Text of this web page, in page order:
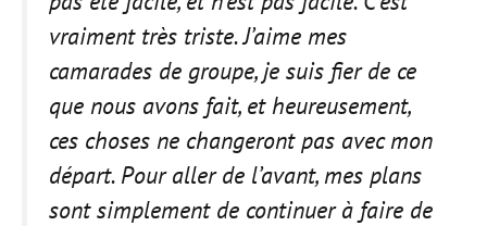
vraiment très triste. J’aime mes
camarades de groupe, je suis fier de ce
que nous avons fait, et heureusement,
ces choses ne changeront pas avec mon
départ. Pour aller de l’avant, mes plans
sont simplement de continuer à faire de